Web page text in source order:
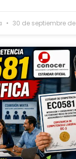
30 de septiembre